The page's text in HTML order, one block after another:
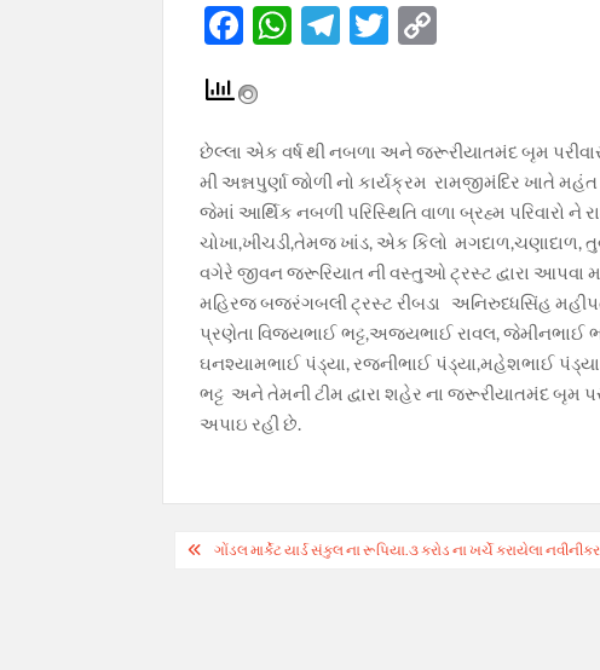
F
e
b
o
o
k
W
s
A
p
p
T
gr
a
m
T
er y
Li
n
k
છેલ્લા એક વર્ષ થી નબળા અને જરૂરીયાતમંદ બૃમ
મી અન્નપુર્ણા જોળી નો કાર્યક્રમ રામજીમંદિર ખાતે
જેમાં આર્થિક નબળી પરિસ્થિતિ વાળા બ્રહ્મ પરિવારો
ચોખા,ખીચડી,તેમજ ખાંડ, એક કિલો મગદાળ,ચણાદાળ,
વગેરે જીવન જરૂરિયાત ની વસ્તુઓ ટ્રસ્ટ દ્વારા આપવા
મહિરજ બજરંગબલી ટ્રસ્ટ રીબડા અનિરુધ્ધસિંહ
પ્રણેતા વિજયભાઈ ભટ્ટ,અજયભાઈ રાવલ, જેમીનભાઈ
ઘનશ્યામભાઈ પંડ્યા, રજનીભાઈ પંડ્યા,મહેશભાઈ
ભટ્ટ અને તેમની ટીમ દ્વારા શહેર ના જરૂરીયાતમંદ બૃમ
અપાઇ રહી છે.
Postગોંડલ માર્કેટ યાર્ડ સંકુલ ના રૂપિયા.૩ કરોડ ના ખર્ચે કરાયેલા